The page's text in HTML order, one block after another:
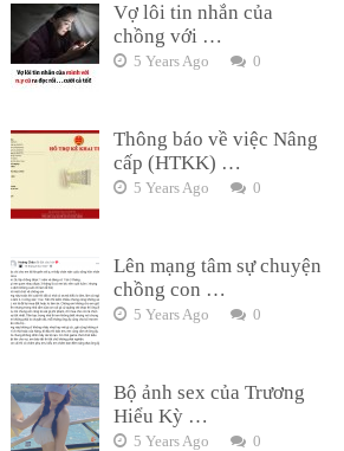
Vợ lôi tin nhắn của
chồng với …
5 Years Ago 0
Thông báo về việc Nâng
cấp (HTKK) …
5 Years Ago 0
Lên mạng tâm sự chuyện
chồng con …
5 Years Ago 0
Bộ ảnh sex của Trương
Hiểu Kỳ …
5 Years Ago 0